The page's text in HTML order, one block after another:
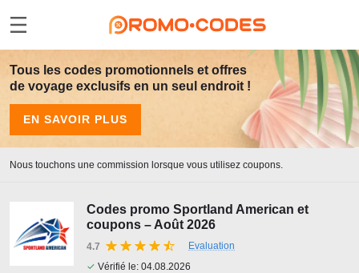
Tous les codes promotionnels et offres
de voyage exclusifs en un seul endroit !
EN SAVOIR PLUS
Nous touchons une commission lorsque vous utilisez coupons.
Codes promo Sportland American et
coupons – Août 2026
4.7
Evaluation
✓ Vérifié le: 04.08.2026